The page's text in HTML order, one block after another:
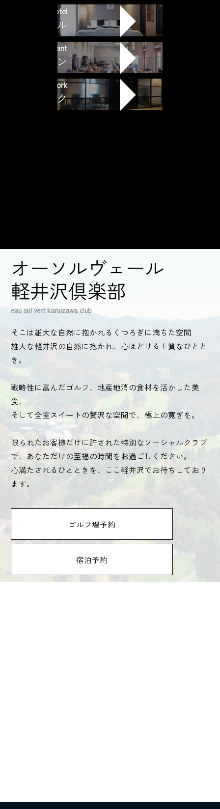
Residence Hotel
ンスホテル
Restaurant
レストラン
The Work
ザ・ワーク
オーソルヴェール
軽井沢倶楽部
eau sol vert karuizawa club
そこは雄大な自然に抱かれるくつろぎに満ちた空間
雄大な軽井沢の自然に抱かれ、心ほどける上質なひとと
き。
戦略性に富んだゴルフ、地産地消の食材を活かした美
食、
そして全室スイートの贅沢な空間で、極上の寛ぎを。
限られたお客様だけに許された特別なソーシャルクラブ
で、あなただけの至福の時間をお過ごしください。
心満たされるひとときを、ここ軽井沢でお待ちしており
ます。
ゴルフ場予約
宿泊予約